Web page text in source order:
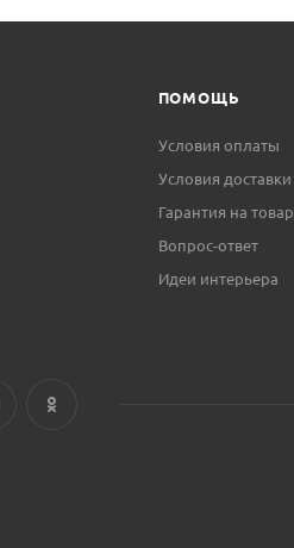
ПОМОЩЬ
Условия оплаты
Условия доставки
Гарантия на товар
Вопрос-ответ
Идеи интерьера